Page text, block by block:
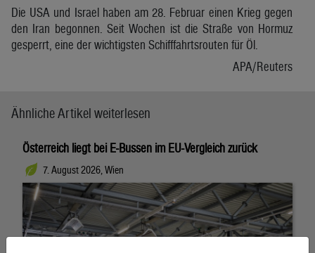
Die USA und Israel haben am 28. Februar einen Krieg gegen
den Iran begonnen. Seit Wochen ist die Straße von Hormuz
gesperrt, eine der wichtigsten Schifffahrtsrouten für Öl.
APA/Reuters
Ähnliche Artikel weiterlesen
Österreich liegt bei E-Bussen im EU-Vergleich zurück
7. August 2026, Wien